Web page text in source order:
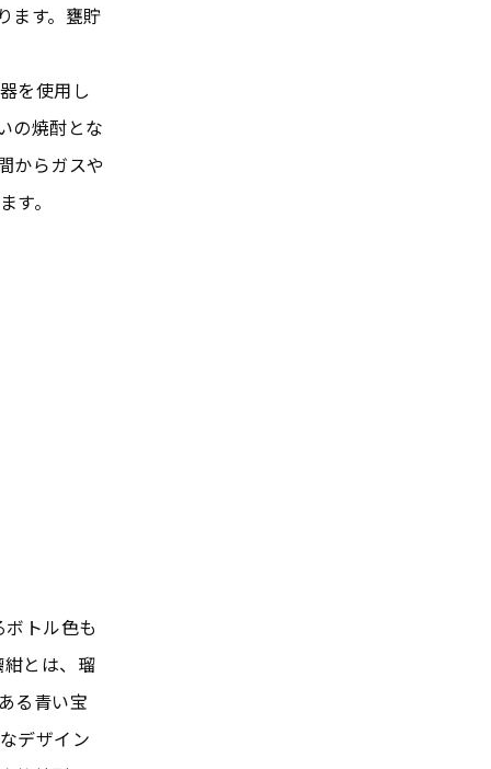
ます。甕貯
を使用し
の焼酎とな
からガスや
す。
トル色も
とは、瑠
る青い宝
デザイン